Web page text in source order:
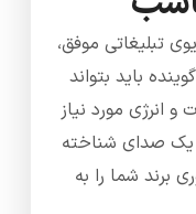
تبلیغاتی موفق،
باید بتواند
انرژی مورد نیاز
یک صدای شناخته
برند شما را به